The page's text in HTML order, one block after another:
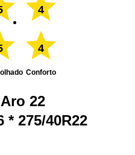
4
4
Conforto
22
* 275/40R22